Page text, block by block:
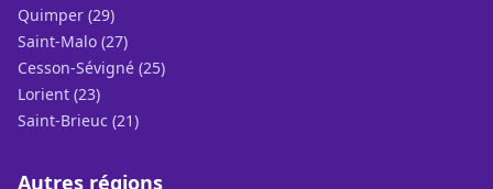
Quimper (29)
Saint-Malo (27)
Cesson-Sévigné (25)
Lorient (23)
Saint-Brieuc (21)
Autres régions